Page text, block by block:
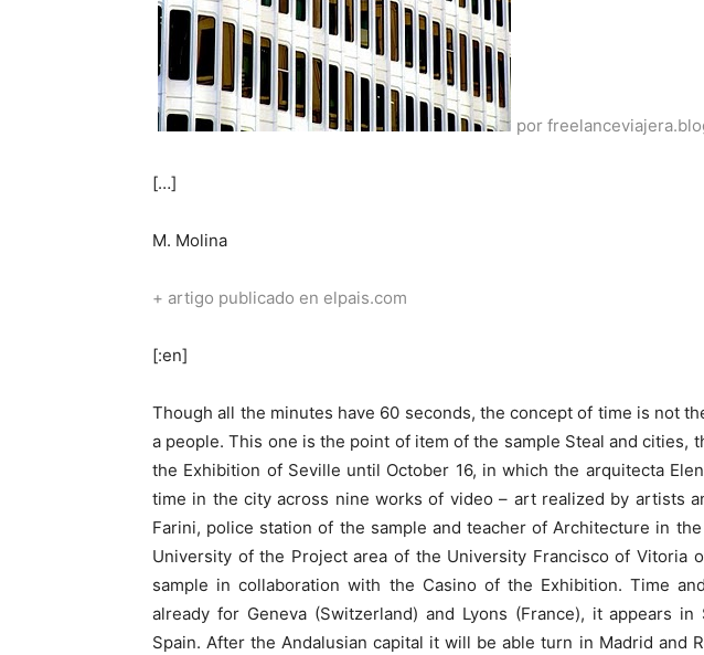
por
[…]
M. Molina
+ artigo publicado en elpais.com
[:en]
Though all the minutes have 60 seconds, the concept of time is not
a people. This one is the point of item of the sample Steal and cities,
the Exhibition of Seville until October 16, in which the arquitecta
time in the city across nine works of video – art realized by artists
Farini, police station of the sample and teacher of Architecture in
University of the Project area of the University Francisco of Vitoria
sample in collaboration with the Casino of the Exhibition. Time
already for Geneva (Switzerland) and Lyons (France), it appears
Spain. After the Andalusian capital it will be able turn in Madrid and